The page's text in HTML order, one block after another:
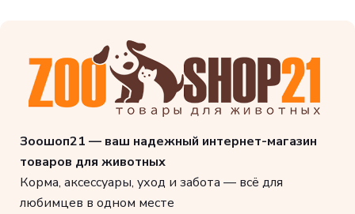
Зоошоп21 — ваш надежный интернет-магазин
товаров для животных
Корма, аксессуары, уход и забота — всё для
любимцев в одном месте